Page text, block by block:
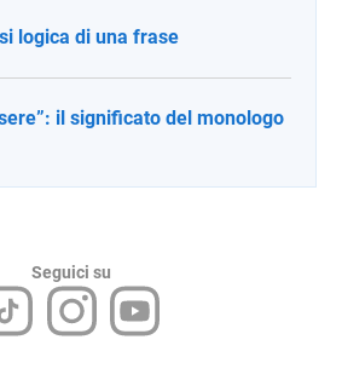
logica di una frase
il significato del monologo
Seguici su